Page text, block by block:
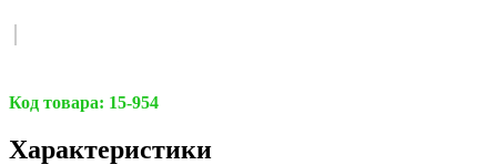
Код товара: 15-954
Характеристики